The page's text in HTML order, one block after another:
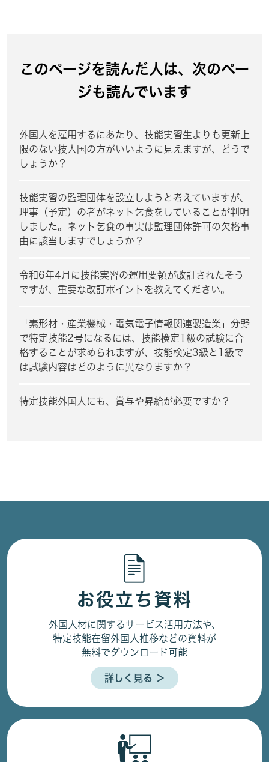
このページを読んだ人は、次のペー
ジも読んでいます
外国人を雇用するにあたり、技能実習生よりも更新上
限のない技人国の方がいいように見えますが、どうで
しょうか？
技能実習の監理団体を設立しようと考えていますが、
理事（予定）の者がネット乞食をしていることが判明
しました。ネット乞食の事実は監理団体許可の欠格事
由に該当しますでしょうか？
令和6年4月に技能実習の運用要領が改訂されたそう
ですが、重要な改訂ポイントを教えてください。
「素形材・産業機械・電気電子情報関連製造業」分野
で特定技能2号になるには、技能検定1級の試験に合
格することが求められますが、技能検定3級と1級で
は試験内容はどのように異なりますか？
特定技能外国人にも、賞与や昇給が必要ですか？
お役立ち資料
外国人材に関するサービス活用方法や、
特定技能在留外国人推移などの資料が
無料でダウンロード可能
詳しく見る ＞